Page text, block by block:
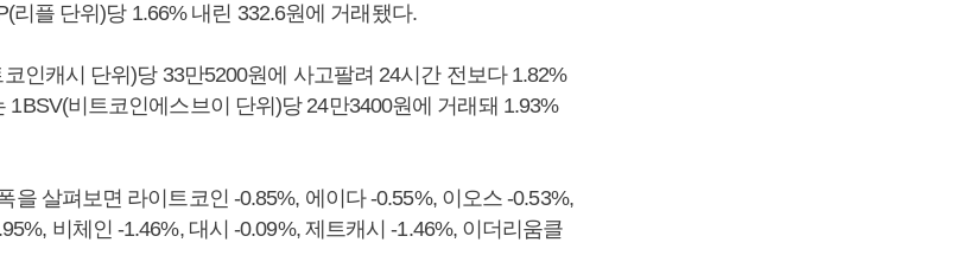
리플 단위)당 1.66% 내린 332.6원에 거래됐다.
인캐시 단위)당 33만5200원에 사고팔려 24시간 전보다 1.82%
비트코인에스브이 단위)당 24만3400원에 거래돼 1.93%
을 살펴보면 라이트코인 -0.85%, 에이다 -0.55%, 이오스 -0.53%,
비체인 -1.46%, 대시 -0.09%, 제트캐시 -1.46%, 이더리움클